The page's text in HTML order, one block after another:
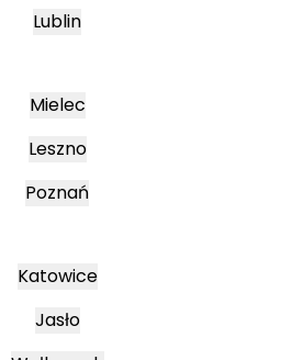
Lublin
Mielec
Leszno
Poznań
Katowice
Jasło